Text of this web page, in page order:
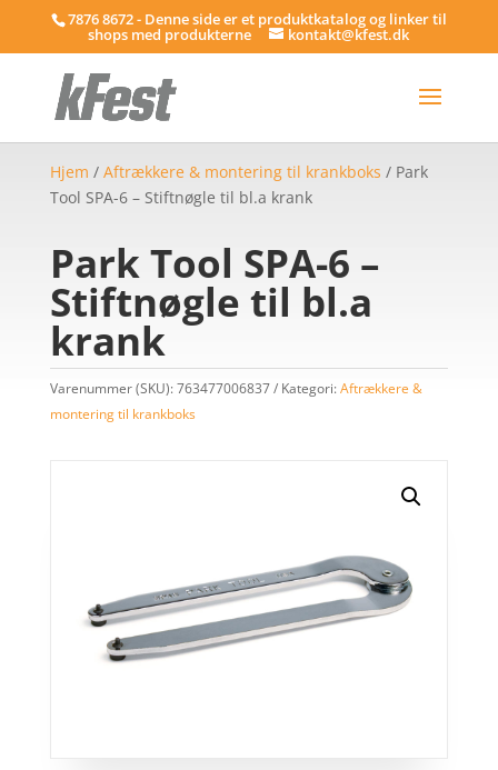
7876 8672 - Denne side er et produktkatalog og linker til
shops med produkterne kontakt@kfest.dk
Hjem / Aftrækkere & montering til krankboks / Park
Tool SPA-6 – Stiftnøgle til bl.a krank
Park Tool SPA-6 –
Stiftnøgle til bl.a
krank
Varenummer (SKU):763477006837 Kategori:Aftrækkere &
montering til krankboks